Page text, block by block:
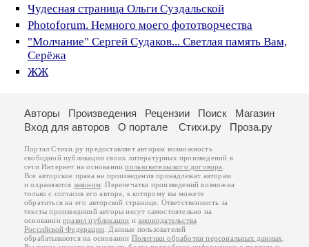
Чудесная страница Ольги Суздальской
Photoforum. Немного моего фототворчества
"Молчание" Сергей Судаков... Светлая память Вам,
Серёжа
ЖЖ
Авторы Произведения Рецензии Поиск
Магазин
Вход для авторов
О портале Стихи.ру Проза.ру
Портал Стихи.ру предоставляет авторам возможность
свободной публикации своих литературных произведений в
сети Интернет на основаниипользовательского договора
Все авторские права на произведения принадлежат авторам
и охраняются законом . Перепечатка произведений возможна
только с согласия его автора, к которому вы можете
обратиться на его авторской странице. Ответственность за
тексты произведений авторы несут самостоятельно на
основанииправил публикации изаконодательства
Российской Федерации . Данные пользователей
обрабатываются на основании Политики обработки персональных данных